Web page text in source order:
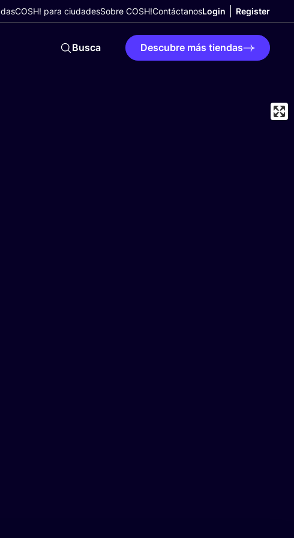
COSH! para ciudadesSobre COSH!ContáctanosLogin Register
Busca Descubre más tiendas